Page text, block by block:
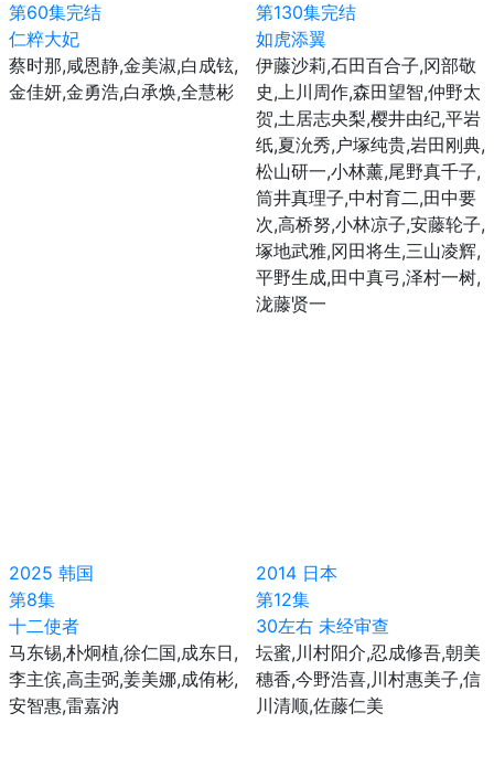
第60集完结
仁粹大妃
蔡时那,咸恩静,金美淑,白成铉,
金佳妍,金勇浩,白承焕,全慧彬
第130集完结
如虎添翼
伊藤沙莉,石田百合子,冈部敬
史,上川周作,森田望智,仲野太
贺,土居志央梨,樱井由纪,平岩
纸,夏沇秀,户塚纯贵,岩田刚典,
松山研一,小林薰,尾野真千子,
筒井真理子,中村育二,田中要
次,高桥努,小林凉子,安藤轮子,
塚地武雅,冈田将生,三山凌辉,
平野生成,田中真弓,泽村一树,
泷藤贤一
2025 韩国
第8集
十二使者
马东锡,朴炯植,徐仁国,成东日,
李主傧,高圭弼,姜美娜,成侑彬,
安智惠,雷嘉汭
2014 日本
第12集
30左右 未经审查
坛蜜,川村阳介,忍成修吾,朝美
穗香,今野浩喜,川村惠美子,信
川清顺,佐藤仁美